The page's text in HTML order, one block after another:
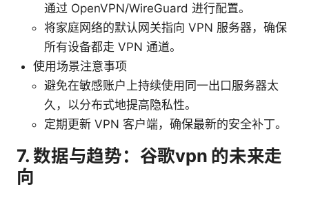
通过 OpenVPN/WireGuard 进行配置。
将家庭网络的默认网关指向 VPN 服务器，确保
所有设备都走 VPN 通道。
使用场景注意事项
避免在敏感账户上持续使用同一出口服务器太
久，以分布式地提高隐私性。
定期更新 VPN 客户端，确保最新的安全补丁。
7. 数据与趋势：谷歌vpn 的未来走
向